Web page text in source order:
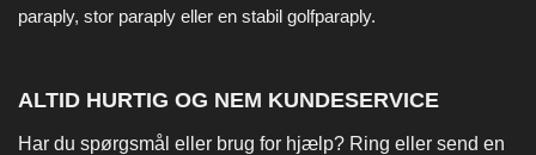
paraply, stor paraply eller en stabil golfparaply.
ALTID HURTIG OG NEM KUNDESERVICE
Har du spørgsmål eller brug for hjælp? Ring eller send en